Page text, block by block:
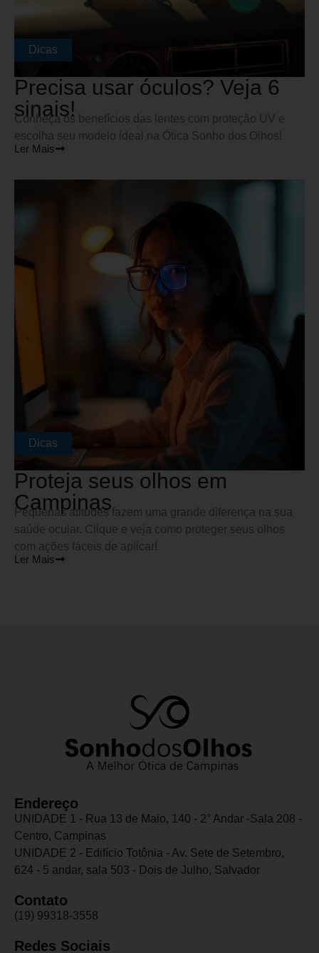
Precisa usar óculos? Veja 6
sinais!
Conheça os benefícios das lentes com proteção UV e
escolha seu modelo ideal na Ótica Sonho dos Olhos!
Ler Mais
Dicas
Proteja seus olhos em
Campinas
Pequenas atitudes fazem uma grande diferença na sua
saúde ocular. Clique e veja como proteger seus olhos
com ações fáceis de aplicar!
Ler Mais
Dicas
Endereço
UNIDADE 1 - Rua 13 de Maio, 140 - 2° Andar -Sala 208 -
Centro, Campinas
UNIDADE 2 - Edifício Totônia - Av. Sete de Setembro,
624 - 5 andar, sala 503 - Dois de Julho, Salvador
Contato
(19) 99318-3558
Redes Sociais